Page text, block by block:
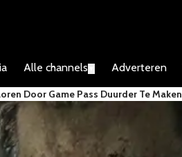
Alle channels Adverteren
Door Game Pass Duurder Te Maken